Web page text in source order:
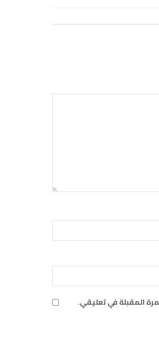
المقبلة في تعليقي.